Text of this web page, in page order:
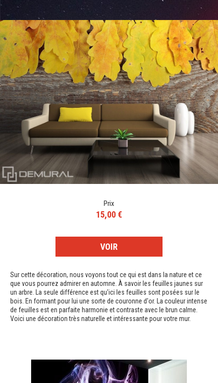
Prix
15,00 €
VOIR
Sur cette décoration, nous voyons tout ce qui est dans la nature et ce
que vous pourrez admirer en automne. À savoir les feuilles jaunes sur
un arbre. La seule différence est qu'ici les feuilles sont posées sur le
bois. En formant pour lui une sorte de couronne d'or. La couleur intense
de feuilles est en parfaite harmonie et contraste avec le brun calme.
Voici une décoration très naturelle et intéressante pour votre mur.